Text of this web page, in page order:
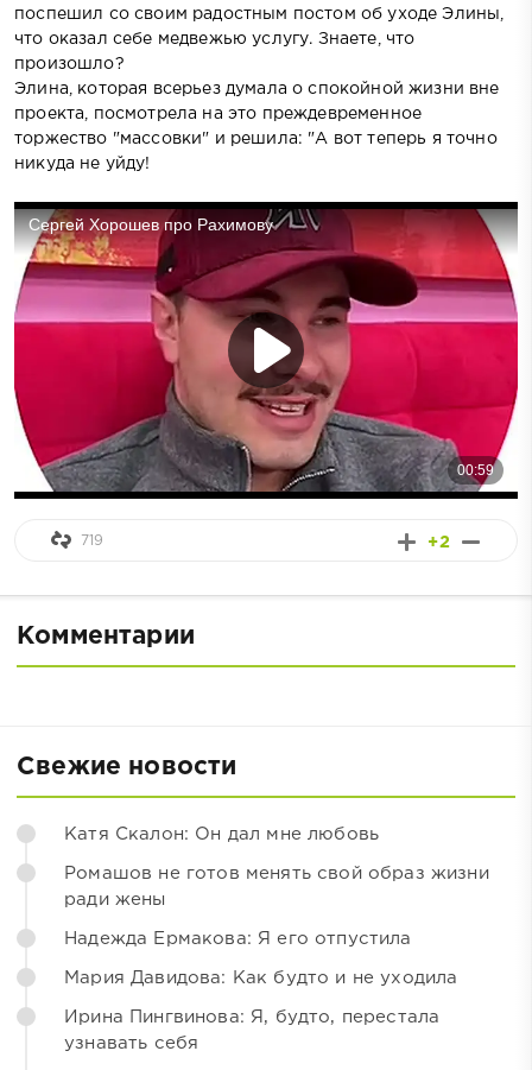
поспешил со своим радостным постом об уходе Элины,
что оказал себе медвежью услугу. Знаете, что
произошло?
Элина, которая всерьез думала о спокойной жизни вне
проекта, посмотрела на это преждевременное
торжество "массовки" и решила: "А вот теперь я точно
никуда не уйду!
+2
719
Комментарии
Свежие новости
Катя Скалон: Он дал мне любовь
Ромашов не готов менять свой образ жизни
ради жены
Надежда Ермакова: Я его отпустила
Мария Давидова: Как будто и не уходила
Ирина Пингвинова: Я, будто, перестала
узнавать себя